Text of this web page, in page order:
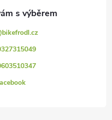
bikefrodl.cz